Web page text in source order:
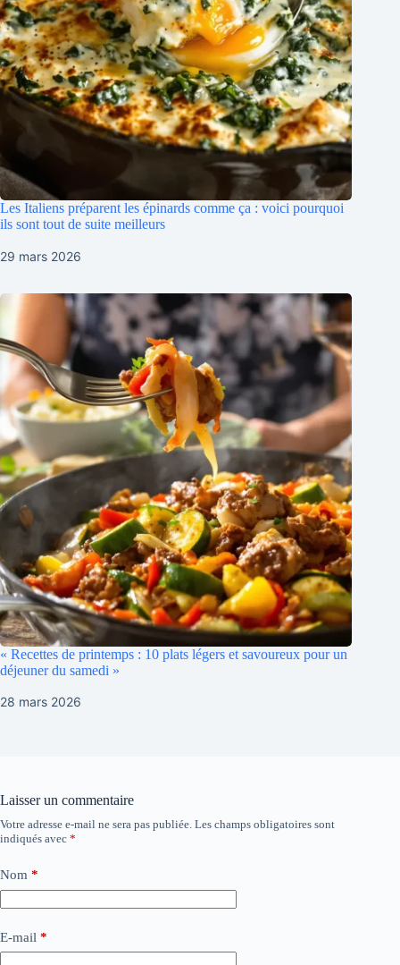
Les Italiens préparent les épinards comme ça : voici pourquoi
ils sont tout de suite meilleurs
29 mars 2026
« Recettes de printemps : 10 plats légers et savoureux pour un
déjeuner du samedi »
28 mars 2026
Laisser un commentaire
Votre adresse e-mail ne sera pas publiée. Les champs obligatoires sont
indiqués avec *
Nom *
E-mail *